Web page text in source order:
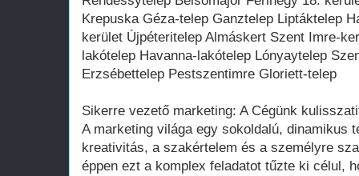
Krepuska Géza-telep Ganztelep Liptáktelep
kerület Újpéteritelep Almáskert Szent Imre-
lakótelep Havanna-lakótelep Lónyaytelep
Erzsébettelep Pestszentimre Gloriett-telep
Sikerre vezető marketing: A Cégünk
A marketing világa egy sokoldalú, dinamikus
kreativitás, a szakértelem és a személyre
éppen ezt a komplex feladatot tűzte ki célul,